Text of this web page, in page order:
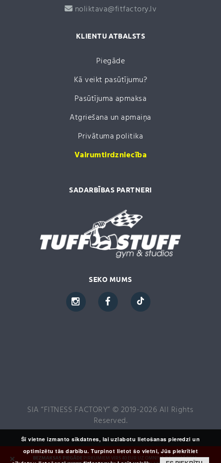
BEZMAKSAS PIEGĀDEPIRKUMIEM VIRS 40 EUR UZ OMNIVA PAKOMĀTIEM,
noliktava@fitfactory.lv
KLIENTU ATBALSTS
Piegāde
Kā veikt pasūtījumu?
Pasūtījuma apmaksa
Atgriešana un apmaiņa
Privātuma politika
Vairumtirdzniecība
SADARBĪBAS PARTNERI
SEKO MUMS
SIA “FITNESS FACTORY” © 2019-2026 All Rights
Reserved.
Šī vietne izmanto sīkdatnes, lai uzlabotu lietošanas pieredzi un
optimizētu tās darbību. Turpinot lietot šo vietni, Jūs piekrītiet